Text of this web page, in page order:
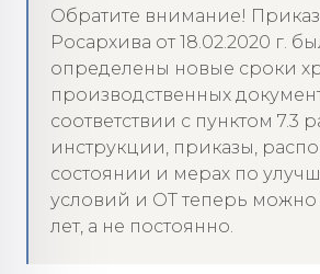
Обратите внимание!
Росархива от 18.02.2020 г.
определены новые сроки
производственных
соответствии с пунктом 7.3
инструкции, приказы,
состоянии и мерах по
условий и ОТ теперь можно
лет, а не постоянно.